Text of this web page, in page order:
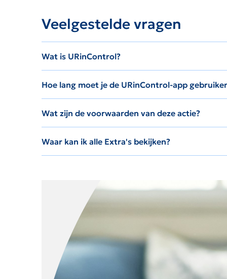
Veelgestelde vragen
Wat is URinControl?
Hoe lang moet je de URinControl-app
Wat zijn de voorwaarden van deze actie?
Waar kan ik alle Extra's bekijken?